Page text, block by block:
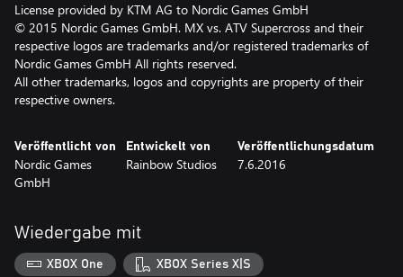
License provided by KTM AG to Nordic Games GmbH
© 2015 Nordic Games GmbH. MX vs. ATV Supercross and their
respective logos are trademarks and/or registered trademarks of
Nordic Games GmbH All rights reserved.
All other trademarks, logos and copyrights are property of their
respective owners.
Veröffentlicht von
Nordic Games
GmbH
Entwickelt von
Rainbow Studios
Veröffentlichungsdatum
7.6.2016
Wiedergabe mit
XBOX One XBOX Series X|S